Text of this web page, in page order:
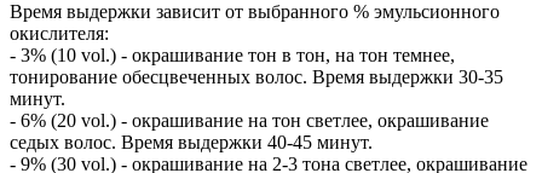
Время выдержки зависит от выбранного % эмульсионного
окислителя:
- 3% (10 vol.) - окрашивание тон в тон, на тон темнее,
тонирование обесцвеченных волос. Время выдержки 30-35
минут.
- 6% (20 vol.) - окрашивание на тон светлее, окрашивание
седых волос. Время выдержки 40-45 минут.
- 9% (30 vol.) - окрашивание на 2-3 тона светлее, окрашивание